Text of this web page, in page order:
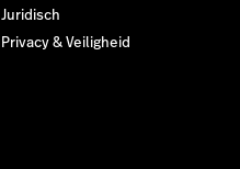
Juridisch
Privacy & Veiligheid